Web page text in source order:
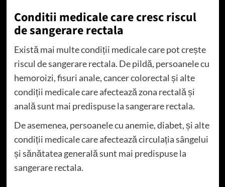
Conditii medicale care cresc riscul
de sangerare rectala
Există mai multe condiții medicale care pot crește
riscul de sangerare rectala. De pildă, persoanele cu
hemoroizi, fisuri anale, cancer colorectal și alte
condiții medicale care afectează zona rectală și
anală sunt mai predispuse la sangerare rectala.
De asemenea, persoanele cu anemie, diabet, și alte
condiții medicale care afectează circulația sângelui
și sănătatea generală sunt mai predispuse la
sangerare rectala.